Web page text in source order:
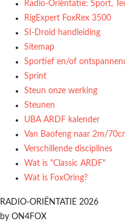
Radio‑Oriëntatie: Sport,
RigExpert FoxRex 3500
SI-Droid handleiding
Sitemap
Sportief en/of
Sprint
Steun onze werking
Steunen
UBA ARDF kalender
Van Baofeng naar 2m/
Verschillende disciplines
Wat is "Classic ARDF"
Wat is FoxOring?
RADIO-ORIËNTATIE 2026
by ON4FOX